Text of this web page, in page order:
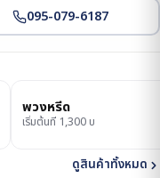
095-079-6187
พวงหรีด
เริ่มต้นที่ 1,300 บ
ดูสินค้าทั้งหมด